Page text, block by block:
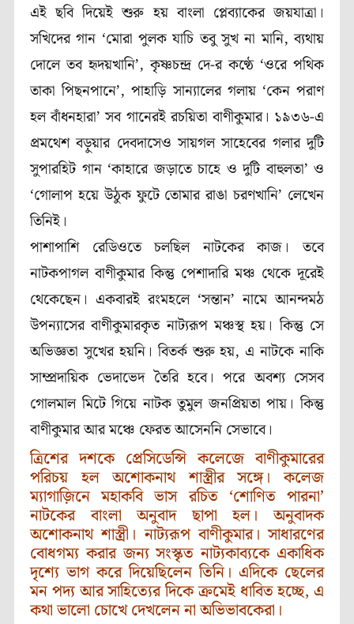
এই ছবি দিয়েই শুরু হয় বাংলা প্লেব্যাকের জয়যাত্রা।
সখিদের গান ‘মোরা পুলক যাচি তবু সুখ না মানি, ব্যথায়
দোলে তব হৃদয়খানি’, কৃষ্ণচন্দ্র দে-র কণ্ঠে ‘ওরে পথিক
তাকা পিছনপানে’, পাহাড়ি সান্যালের গলায় ‘কেন পরাণ
হল বাঁধনহারা’ সব গানেরই রচয়িতা বাণীকুমার। ১৯৩৬-এ
প্রমথেশ বড়ুয়ার দেবদাসেও সায়গল সাহেবের গলার দুটি
সুপারহিট গান ‘কাহারে জড়াতে চাহে ও দুটি বাহুলতা’ ও
‘গোলাপ হয়ে উঠুক ফুটে তোমার রাঙা চরণখানি’ লেখেন
তিনিই।
পাশাপাশি রেডিওতে চলছিল নাটকের কাজ। তবে
নাটকপাগল বাণীকুমার কিন্তু পেশাদারি মঞ্চ থেকে দূরেই
থেকেছেন। একবারই রংমহলে ‘সন্তান’ নামে আনন্দমঠ
উপন্যাসের বাণীকুমারকৃত নাট্যরূপ মঞ্চস্থ হয়। কিন্তু সে
অভিজ্ঞতা সুখের হয়নি। বিতর্ক শুরু হয়, এ নাটকে নাকি
সাম্প্রদায়িক ভেদাভেদ তৈরি হবে। পরে অবশ্য সেসব
গোলমাল মিটে গিয়ে নাটক তুমুল জনপ্রিয়তা পায়। কিন্তু
বাণীকুমার আর মঞ্চে ফেরত আসেননি সেভাবে।
ত্রিশের দশকে প্রেসিডেন্সি কলেজে বাণীকুমারের
পরিচয় হল অশোকনাথ শাস্ত্রীর সঙ্গে। কলেজ
ম্যাগাজ়িনে মহাকবি ভাস রচিত ‘শোণিত পারনা’
নাটকের বাংলা অনুবাদ ছাপা হল। অনুবাদক
অশোকনাথ শাস্ত্রী। নাট্যরূপ বাণীকুমার। সাধারণের
বোধগম্য করার জন্য সংস্কৃত নাট্যকাব্যকে একাধিক
দৃশ্যে ভাগ করে দিয়েছিলেন তিনি। এদিকে ছেলের
মন পদ্য আর সাহিত্যের দিকে ক্রমেই ধাবিত হচ্ছে, এ
কথা ভালো চোখে দেখলেন না অভিভাবকেরা।